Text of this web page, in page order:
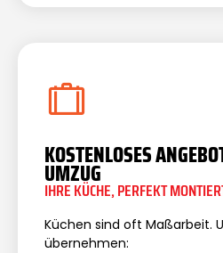
KOSTENLOSES
UMZUG
IHRE KÜCHE, PERFEKT
Küchen sind oft Maßarbeit.
übernehmen: